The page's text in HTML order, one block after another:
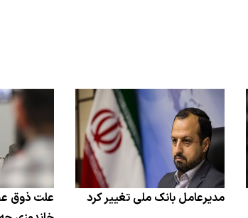
مدیرعامل بانک ملی تغییر کرد
علت ذوق